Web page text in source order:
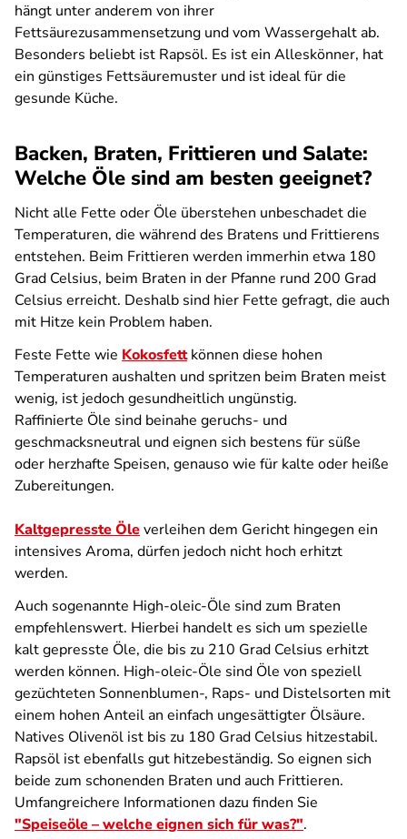
hängt unter anderem von ihrer
Fettsäurezusammensetzung und vom Wassergehalt ab.
Besonders beliebt ist Rapsöl. Es ist ein Alleskönner, hat
ein günstiges Fettsäuremuster und ist ideal für die
gesunde Küche.
Backen, Braten, Frittieren und Salate:
Welche Öle sind am besten geeignet?
Nicht alle Fette oder Öle überstehen unbeschadet die
Temperaturen, die während des Bratens und Frittierens
entstehen. Beim Frittieren werden immerhin etwa 180
Grad Celsius, beim Braten in der Pfanne rund 200 Grad
Celsius erreicht. Deshalb sind hier Fette gefragt, die auch
mit Hitze kein Problem haben.
Feste Fette wie Kokosfettkönnen diese hohen
Temperaturen aushalten und spritzen beim Braten meist
wenig, ist jedoch gesundheitlich ungünstig.
Raffinierte Öle sind beinahe geruchs- und
geschmacksneutral und eignen sich bestens für süße
oder herzhafte Speisen, genauso wie für kalte oder heiße
Zubereitungen.
Kaltgepresste Öleverleihen dem Gericht hingegen ein
intensives Aroma, dürfen jedoch nicht hoch erhitzt
werden.
Auch sogenannte High-oleic-Öle sind zum Braten
empfehlenswert. Hierbei handelt es sich um spezielle
kalt gepresste Öle, die bis zu 210 Grad Celsius erhitzt
werden können. High-oleic-Öle sind Öle von speziell
gezüchteten Sonnenblumen-, Raps- und Distelsorten mit
einem hohen Anteil an einfach ungesättigter Ölsäure.
Natives Olivenöl ist bis zu 180 Grad Celsius hitzestabil.
Rapsöl ist ebenfalls gut hitzebeständig. So eignen sich
beide zum schonenden Braten und auch Frittieren.
Umfangreichere Informationen dazu finden Sie
"Speiseöle – welche eignen sich für was?".